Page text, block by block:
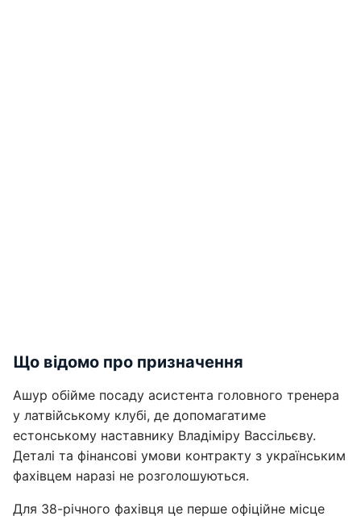
Що відомо про призначення
Ашур обійме посаду асистента головного тренера
у латвійському клубі, де допомагатиме
естонському наставнику Владіміру Вассільєву.
Деталі та фінансові умови контракту з українським
фахівцем наразі не розголошуються.
Для 38-річного фахівця це перше офіційне місце